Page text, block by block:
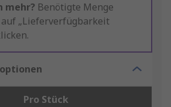
mehr? Benötigte Menge
„Lieferverfügbarkeit
Pro Stück